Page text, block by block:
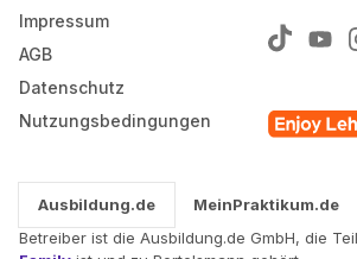
Impressum
AGB
Datenschutz
Nutzungsbedingungen
Ausbildung.de MeinPraktikum.de
Betreiber ist die Ausbildung.de GmbH, die